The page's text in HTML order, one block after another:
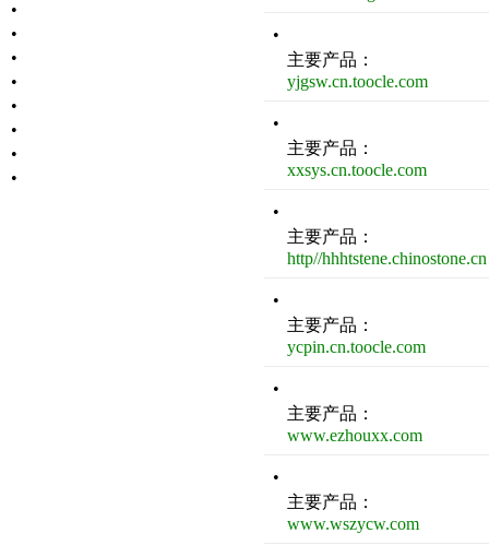
•
•
•
•
•
•
•
•
•
主要产品：
yjgsw.cn.toocle.com
•
主要产品：
xxsys.cn.toocle.com
•
主要产品：
http//hhhtstene.chinostone.cn
•
主要产品：
ycpin.cn.toocle.com
•
主要产品：
www.ezhouxx.com
•
主要产品：
www.wszycw.com